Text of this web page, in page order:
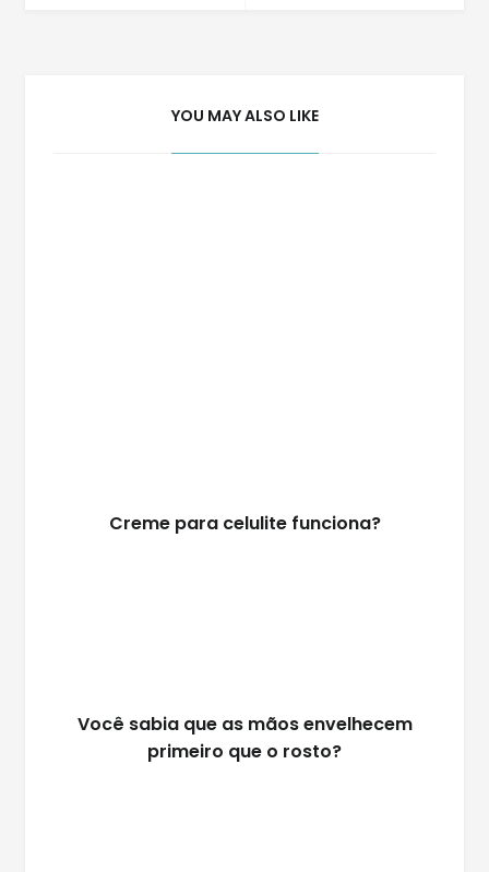
YOU MAY ALSO LIKE
Creme para celulite funciona?
Você sabia que as mãos envelhecem
primeiro que o rosto?